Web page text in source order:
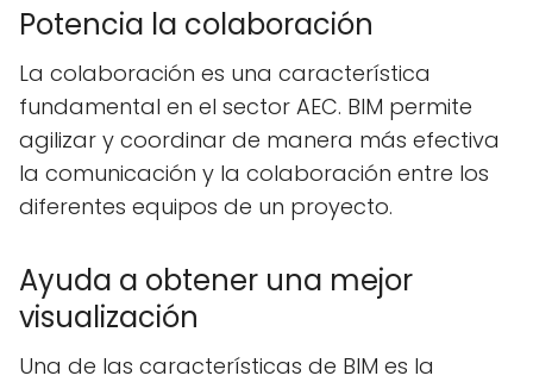
Potencia la colaboración
La colaboración es una característica
fundamental en el sector AEC. BIM permite
agilizar y coordinar de manera más efectiva
la comunicación y la colaboración entre los
diferentes equipos de un proyecto.
Ayuda a obtener una mejor
visualización
Una de las características de BIM es la